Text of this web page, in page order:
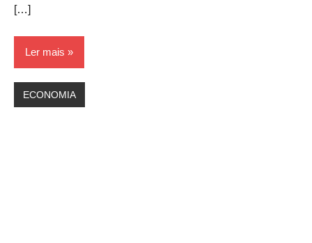
[…]
Ler mais
ECONOMIA